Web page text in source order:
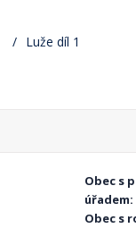
Luže díl 1
Obec s
úřadem:
Obec s